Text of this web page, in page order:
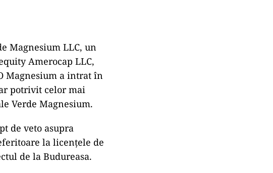
Magnesium LLC, un
Amerocap LLC,
Magnesium a intrat în
potrivit celor mai
Verde Magnesium.
de veto asupra
la licențele de
de la Budureasa.